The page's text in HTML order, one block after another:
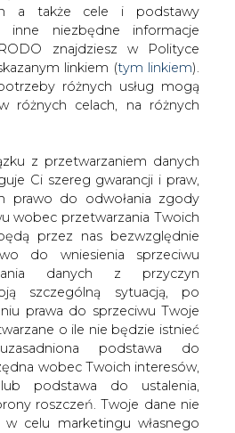
a także cele i podstawy
inne niezbędne informacje
znajdziesz w Polityce
linkiem (tym linkiem).
różnych usług mogą
różnych celach, na różnych
z przetwarzaniem danych
Ci szereg gwarancji i praw,
prawo do odwołania zgody
wobec przetwarzania Twoich
przez nas bezwzględnie
do wniesienia sprzeciwu
danych z przyczyn
szczególną sytuacją, po
prawa do sprzeciwu Twoje
o ile nie będzie istnieć
podstawa do
wobec Twoich interesów,
podstawa do ustalenia,
roszczeń. Twoje dane nie
celu marketingu własnego
skomentuj
udostępnij
na temat
uruchomiła
w sprawie
odnośnie
porozumienia w
w okresie do i po
z Kioto -